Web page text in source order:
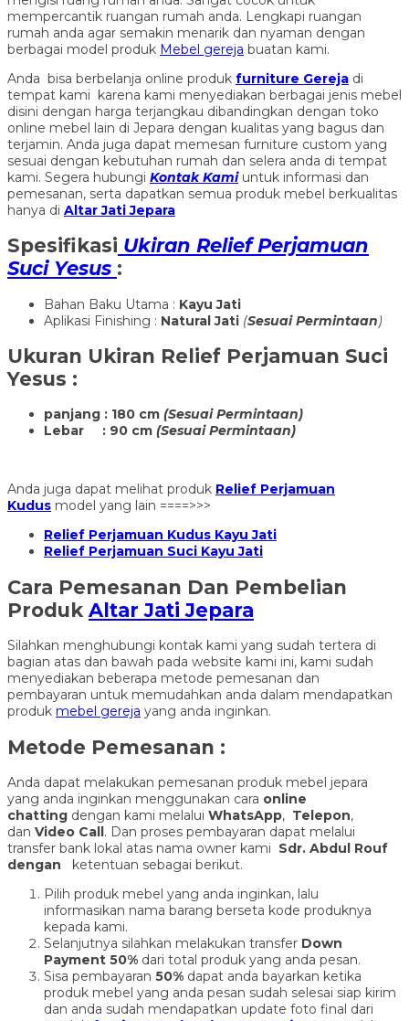
mempercantik ruangan rumah anda. Lengkapi ruangan
rumah anda agar semakin menarik dan nyaman dengan
berbagai model produk Mebel gereja buatan kami.
Anda bisa berbelanja online produk furniture Gereja di
tempat kami karena kami menyediakan berbagai jenis mebel
disini dengan harga terjangkau dibandingkan dengan toko
online mebel lain di Jepara dengan kualitas yang bagus dan
terjamin. Anda juga dapat memesan furniture custom yang
sesuai dengan kebutuhan rumah dan selera anda di tempat
kami. Segera hubungi Kontak Kamiuntuk informasi dan
pemesanan, serta dapatkan semua produk mebel berkualitas
hanya di Altar Jati Jepara
Spesifikasi Ukiran Relief Perjamuan
Suci Yesus :
Bahan Baku Utama : Kayu Jati
Aplikasi Finishing : Natural Jati (Sesuai Permintaan)
Ukuran Ukiran Relief Perjamuan Suci
Yesus :
panjang : 180 cm (Sesuai Permintaan)
Lebar : 90 cm (Sesuai Permintaan)
Anda juga dapat melihat produk Relief Perjamuan
Kudus model yang lain ====>>>
Relief Perjamuan Kudus Kayu Jati
Relief Perjamuan Suci Kayu Jati
Cara Pemesanan Dan Pembelian
Produk Altar Jati Jepara
Silahkan menghubungi kontak kami yang sudah tertera di
bagian atas dan bawah pada website kami ini, kami sudah
menyediakan beberapa metode pemesanan dan
pembayaran untuk memudahkan anda dalam mendapatkan
produk mebel gereja yang anda inginkan.
Metode Pemesanan :
Anda dapat melakukan pemesanan produk mebel jepara
yang anda inginkan menggunakan cara online
chatting dengan kami melalui WhatsApp, Telepon,
dan Video Call. Dan proses pembayaran dapat melalui
transfer bank lokal atas nama owner kami Sdr. Abdul Rouf
dengan ketentuan sebagai berikut.
Pilih produk mebel yang anda inginkan, lalu
informasikan nama barang berseta kode produknya
kepada kami.
Selanjutnya silahkan melakukan transfer Down
Payment 50% dari total produk yang anda pesan.
Sisa pembayaran 50% dapat anda bayarkan ketika
produk mebel yang anda pesan sudah selesai siap kirim
dan anda sudah mendapatkan update foto final dari